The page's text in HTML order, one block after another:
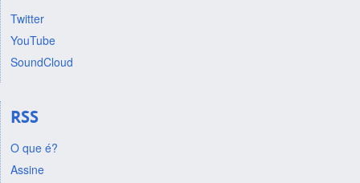
Twitter
YouTube
SoundCloud
RSS
O que é?
Assine